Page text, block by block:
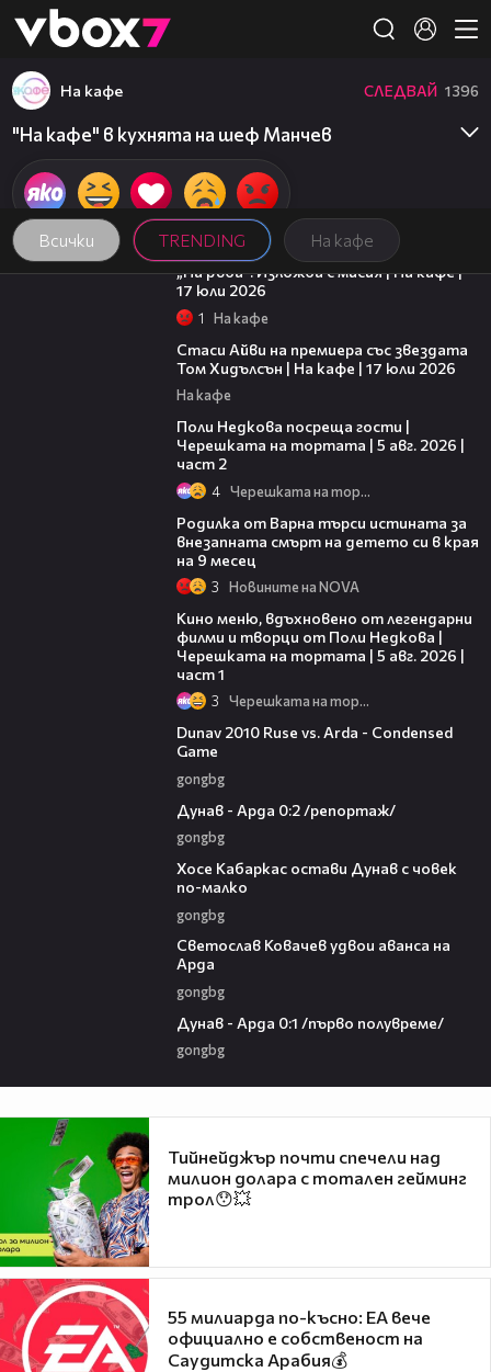
👾
Всички TRENDING На кафе
На кафе СЛЕДВАЙ 1396
"На кафе" в кухнята на шеф Манчев
09:09
„На ръба“: Изложба с мисия | На кафе |
17 юли 2026
1 На кафе
Стаси Айви на премиера със звездата
Том Хидълсън | На кафе | 17 юли 2026
На кафе
Поли Недкова посреща гости |
Черешката на тортата | 5 авг. 2026 |
част 2
4 Черешката на тортата
Родилка от Варна търси истината за
внезапната смърт на детето си в края
на 9 месец
3 Новините на NOVA
Кино меню, вдъхновено от легендарни
филми и творци от Поли Недкова |
Черешката на тортата | 5 авг. 2026 |
част 1
3 Черешката на тортата
Dunav 2010 Ruse vs. Arda - Condensed
Game
gongbg
Дунав - Арда 0:2 /репортаж/
gongbg
Хосе Кабаркас остави Дунав с човек
по-малко
gongbg
Светослав Ковачев удвои аванса на
Арда
gongbg
Дунав - Арда 0:1 /първо полувреме/
gongbg
Тийнейджър почти спечели над
милион долара с тотален гейминг
трол😯💥
55 милиарда по-късно: EA вече
официално е собственост на
Саудитска Арабия💰